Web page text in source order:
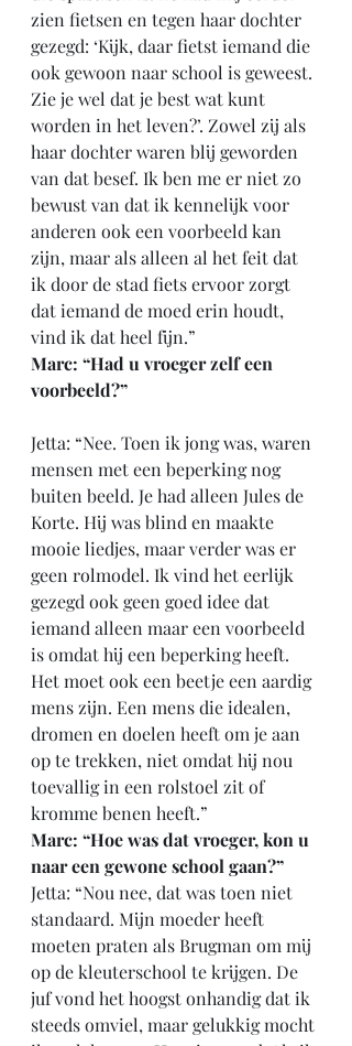
zien fietsen en tegen haar dochter
gezegd: ‘Kijk, daar fietst iemand die
ook gewoon naar school is geweest.
Zie je wel dat je best wat kunt
worden in het leven?’. Zowel zij als
haar dochter waren blij geworden
van dat besef. Ik ben me er niet zo
bewust van dat ik kennelijk voor
anderen ook een voorbeeld kan
zijn, maar als alleen al het feit dat
ik door de stad fiets ervoor zorgt
dat iemand de moed erin houdt,
vind ik dat heel fijn.”
Marc: “Had u vroeger zelf een
voorbeeld?”
Jetta: “Nee. Toen ik jong was, waren
mensen met een beperking nog
buiten beeld. Je had alleen Jules de
Korte. Hij was blind en maakte
mooie liedjes, maar verder was er
geen rolmodel. Ik vind het eerlijk
gezegd ook geen goed idee dat
iemand alleen maar een voorbeeld
is omdat hij een beperking heeft.
Het moet ook een beetje een aardig
mens zijn. Een mens die idealen,
dromen en doelen heeft om je aan
op te trekken, niet omdat hij nou
toevallig in een rolstoel zit of
kromme benen heeft.”
Marc: “Hoe was dat vroeger, kon u
naar een gewone school gaan?”
Jetta: “Nou nee, dat was toen niet
standaard. Mijn moeder heeft
moeten praten als Brugman om mij
op de kleuterschool te krijgen. De
juf vond het hoogst onhandig dat ik
steeds omviel, maar gelukkig mocht